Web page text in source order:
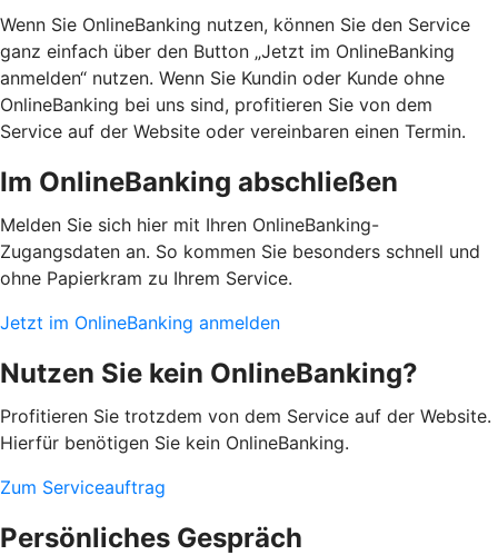
Wenn Sie OnlineBanking nutzen, können Sie den Service
ganz einfach über den Button „Jetzt im OnlineBanking
anmelden“ nutzen. Wenn Sie Kundin oder Kunde ohne
OnlineBanking bei uns sind, profitieren Sie von dem
Service auf der Website oder vereinbaren einen Termin.
Im OnlineBanking abschließen
Melden Sie sich hier mit Ihren OnlineBanking-
Zugangsdaten an. So kommen Sie besonders schnell und
ohne Papierkram zu Ihrem Service.
Jetzt im OnlineBanking anmelden
Nutzen Sie kein OnlineBanking?
Profitieren Sie trotzdem von dem Service auf der Website.
Hierfür benötigen Sie kein OnlineBanking.
Zum Serviceauftrag
Persönliches Gespräch